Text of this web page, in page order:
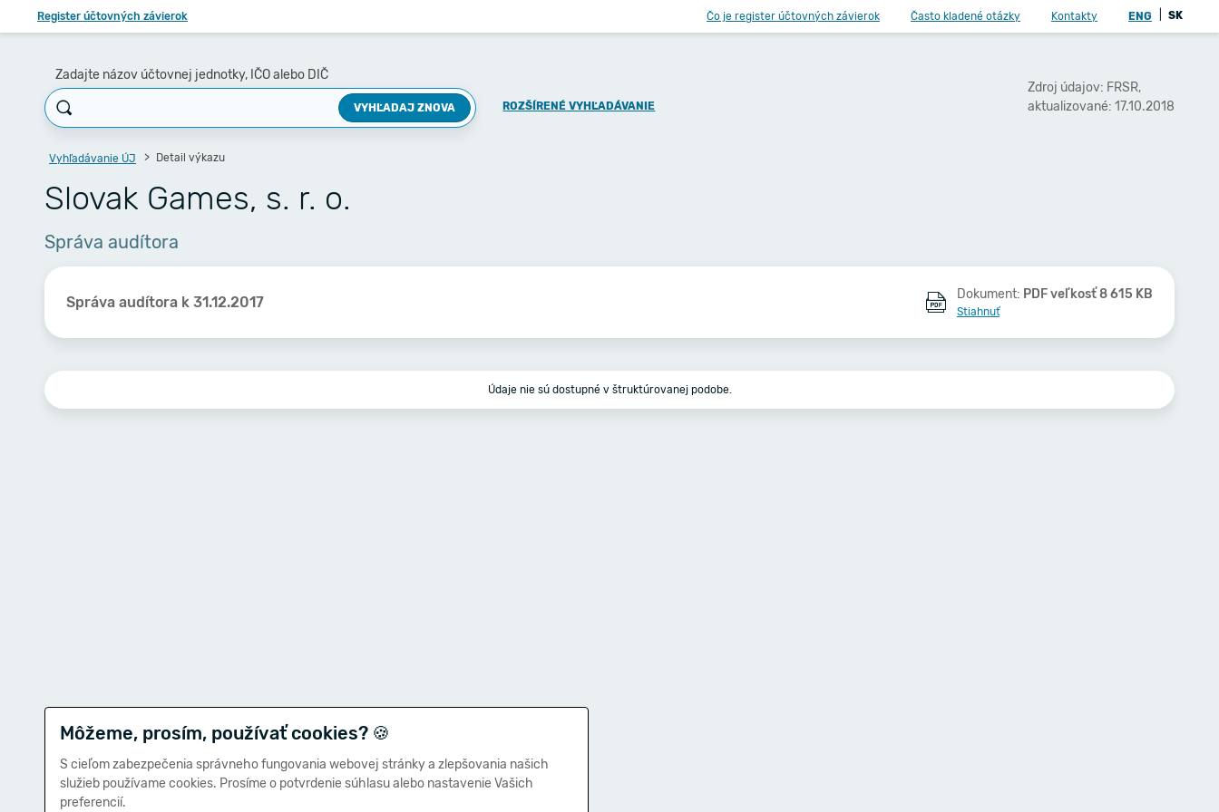
Register účtovných závierok Čo je register účtovných závierok Často kladené otázky Kontakty ENG SK
Zadajte názov účtovnej jednotky, IČO alebo DIČ
VYHĽADAJ ZNOVA ROZŠÍRENÉ VYHĽADÁVANIE
Zdroj údajov: FRSR,
aktualizované: 17.10.2018
Vyhľadávanie ÚJ Detail výkazu
Slovak Games, s. r. o.
Správa audítora
Správa audítora k 31.12.2017 Dokument: PDF veľkosť 8 615 KB
Stiahnuť
Údaje nie sú dostupné v štruktúrovanej podobe.
Môžeme, prosím, používať cookies? 🍪
S cieľom zabezpečenia správneho fungovania webovej stránky a zlepšovania našich
služieb používame cookies. Prosíme o potvrdenie súhlasu alebo nastavenie Vašich
preferencií.